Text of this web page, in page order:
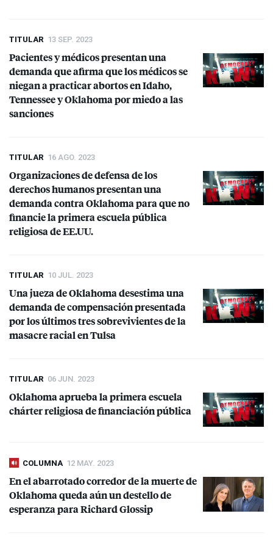
TITULAR 13 SEP. 2023
Pacientes y médicos presentan una
demanda que afirma que los médicos se
niegan a practicar abortos en Idaho,
Tennessee y Oklahoma por miedo a las
sanciones
TITULAR 16 AGO. 2023
Organizaciones de defensa de los
derechos humanos presentan una
demanda contra Oklahoma para que no
financie la primera escuela pública
religiosa de EE.UU.
TITULAR 10 JUL. 2023
Una jueza de Oklahoma desestima una
demanda de compensación presentada
por los últimos tres sobrevivientes de la
masacre racial en Tulsa
TITULAR 06 JUN. 2023
Oklahoma aprueba la primera escuela
chárter religiosa de financiación pública
COLUMNA 12 MAY. 2023
En el abarrotado corredor de la muerte de
Oklahoma queda aún un destello de
esperanza para Richard Glossip